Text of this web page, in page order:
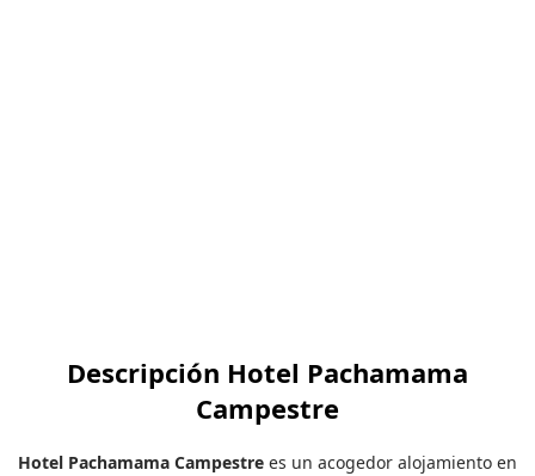
Descripción Hotel Pachamama
Campestre
Hotel Pachamama Campestre es un acogedor alojamiento en